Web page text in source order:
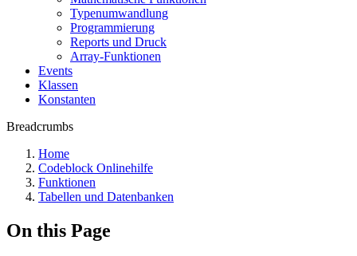
Typenumwandlung
Programmierung
Reports und Druck
Array-Funktionen
Events
Klassen
Konstanten
Breadcrumbs
Home
Codeblock Onlinehilfe
Funktionen
Tabellen und Datenbanken
On this Page